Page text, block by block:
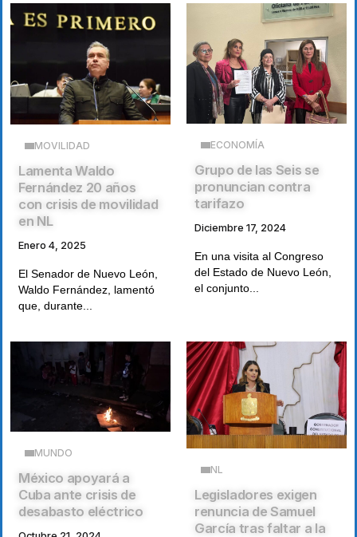
MOVILIDAD
Lamenta Waldo
Fernández 20 años
con crisis de movilidad
en NL
Enero 4, 2025
El Senador de Nuevo León,
Waldo Fernández, lamentó
que, durante...
ECONOMÍA
Grupo de las Seis se
pronuncian contra
tarifazo
Diciembre 17, 2024
En una visita al Congreso
del Estado de Nuevo León,
el conjunto...
MUNDO
México apoyará a
Cuba ante crisis de
desabasto eléctrico
NL
Legisladores exigen
renuncia de Samuel
García tras faltar a la